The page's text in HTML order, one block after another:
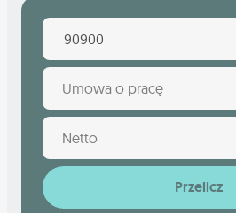
Umowa o pracę
Netto
Przelicz